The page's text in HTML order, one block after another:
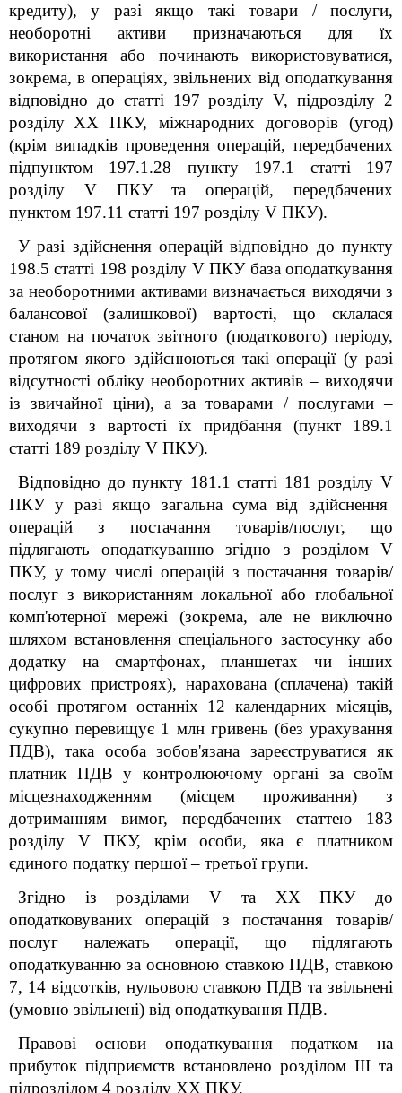
кредиту), у разі якщо такі товари / послуги,
необоротні активи призначаються для їх
використання або починають використовуватися,
зокрема, в операціях, звільнених від оподаткування
відповідно до статті 197 розділу V, підрозділу 2
розділу XX ПКУ, міжнародних договорів (угод)
(крім випадків проведення операцій, передбачених
підпунктом 197.1.28 пункту 197.1 статті 197
розділу V ПКУ та операцій, передбачених
пунктом 197.11 статті 197 розділу V ПКУ).
У разі здійснення операцій відповідно до пункту
198.5 статті 198 розділу V ПКУ база оподаткування
за необоротними активами визначається виходячи з
балансової (залишкової) вартості, що склалася
станом на початок звітного (податкового) періоду,
протягом якого здійснюються такі операції (у разі
відсутності обліку необоротних активів – виходячи
із звичайної ціни), а за товарами / послугами –
виходячи з вартості їх придбання (пункт 189.1
статті 189 розділу V ПКУ).
Відповідно до пункту 181.1 статті 181 розділу V
ПКУ у разі якщо загальна сума від здійснення
операцій з постачання товарів/послуг, що
підлягають оподаткуванню згідно з розділом V
ПКУ, у тому числі операцій з постачання товарів/
послуг з використанням локальної або глобальної
комп'ютерної мережі (зокрема, але не виключно
шляхом встановлення спеціального застосунку або
додатку на смартфонах, планшетах чи інших
цифрових пристроях), нарахована (сплачена) такій
особі протягом останніх 12 календарних місяців,
сукупно перевищує 1 млн гривень (без урахування
ПДВ), така особа зобов'язана зареєструватися як
платник ПДВ у контролюючому органі за своїм
місцезнаходженням (місцем проживання) з
дотриманням вимог, передбачених статтею 183
розділу V ПКУ, крім особи, яка є платником
єдиного податку першої – третьої групи.
Згідно із розділами V та ХХ ПКУ до
оподатковуваних операцій з постачання товарів/
послуг належать операції, що підлягають
оподаткуванню за основною ставкою ПДВ, ставкою
7, 14 відсотків, нульовою ставкою ПДВ та звільнені
(умовно звільнені) від оподаткування ПДВ.
Правові основи оподаткування податком на
прибуток підприємств встановлено розділом ІІІ та
підрозділом 4 розділу XX ПКУ.